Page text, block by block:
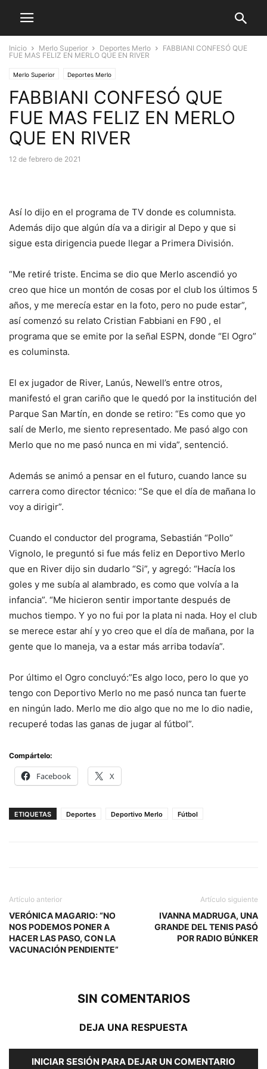
Inicio Merlo Superior Deportes Merlo
FABBIANI CONFESÓ QUE
FUE MAS FELIZ EN MERLO QUE EN RIVER
Merlo Superior Deportes Merlo
FABBIANI CONFESÓ QUE
FUE MAS FELIZ EN MERLO
QUE EN RIVER
12 de febrero de 2021
Así lo dijo en el programa de TV donde es columnista.
Además dijo que algún día va a dirigir al Depo y que si
sigue esta dirigencia puede llegar a Primera División.
“Me retiré triste. Encima se dio que Merlo ascendió yo
creo que hice un montón de cosas por el club los últimos 5
años, y me merecía estar en la foto, pero no pude estar”,
así comenzó su relato Cristian Fabbiani en F90 , el
programa que se emite por la señal ESPN, donde “El Ogro”
es columinsta.
El ex jugador de River, Lanús, Newell’s entre otros,
manifestó el gran cariño que le quedó por la institución del
Parque San Martín, en donde se retiro: “Es como que yo
salí de Merlo, me siento representado. Me pasó algo con
Merlo que no me pasó nunca en mi vida”, sentenció.
Además se animó a pensar en el futuro, cuando lance su
carrera como director técnico: “Se que el día de mañana lo
voy a dirigir”.
Cuando el conductor del programa, Sebastián “Pollo”
Vignolo, le preguntó si fue más feliz en Deportivo Merlo
que en River dijo sin dudarlo “Si”, y agregó: “Hacía los
goles y me subía al alambrado, es como que volvía a la
infancia”. “Me hicieron sentir importante después de
muchos tiempo. Y yo no fui por la plata ni nada. Hoy el club
se merece estar ahí y yo creo que el día de mañana, por la
gente que lo maneja, va a estar más arriba todavía”.
Por último el Ogro concluyó:”Es algo loco, pero lo que yo
tengo con Deportivo Merlo no me pasó nunca tan fuerte
en ningún lado. Merlo me dio algo que no me lo dio nadie,
recuperé todas las ganas de jugar al fútbol”.
Compártelo:
Facebook X
ETIQUETAS Deportes Deportivo Merlo Fútbol
Artículo anterior
VERÓNICA MAGARIO: “NO
NOS PODEMOS PONER A
HACER LAS PASO, CON LA
VACUNACIÓN PENDIENTE”
Artículo siguiente
IVANNA MADRUGA, UNA
GRANDE DEL TENIS PASÓ
POR RADIO BÚNKER
SIN COMENTARIOS
DEJA UNA RESPUESTA
INICIAR SESIÓN PARA DEJAR UN COMENTARIO